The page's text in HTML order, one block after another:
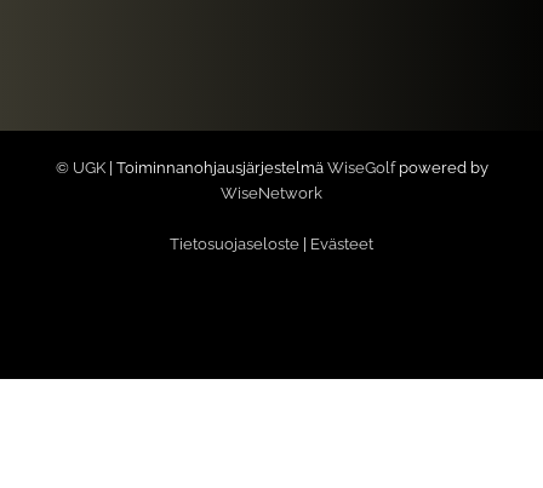
© UGK| Toiminnanohjausjärjestelmä WiseGolfpowered by
WiseNetwork
Tietosuojaseloste | Evästeet